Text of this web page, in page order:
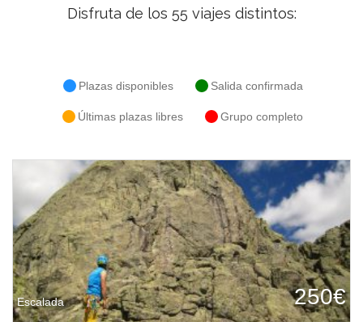
Disfruta de los 55 viajes distintos:
Plazas disponibles Salida confirmada
Últimas plazas libres Grupo completo
Escalada 250€